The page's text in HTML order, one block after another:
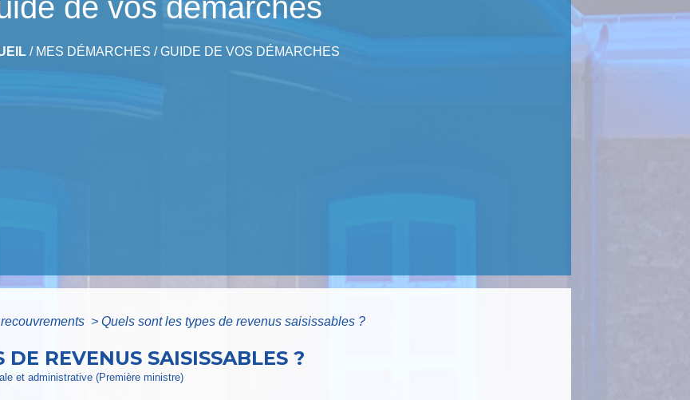
de vos démarches
/ MES DÉMARCHES /GUIDE DE VOS DÉMARCHES
> Quels sont les types de revenus saisissables ?
REVENUS SAISISSABLES ?
et administrative (Première ministre)